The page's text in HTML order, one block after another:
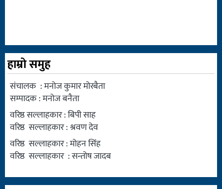
हाम्रो समुह
संचालक : मनोज कुमार मोरबैता
सम्पादक : मनोज बनैता
वरिष्ठ सल्लाहकार : बिपी साह
वरिष्ठ सल्लाहकार : श्रवण देव
वरिष्ठ सल्लाहकार : मोहन सिंह
वरिष्ठ सल्लाहकार : सन्तोष जादब